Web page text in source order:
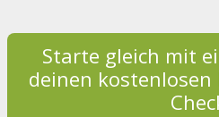
Starte gleich mit
deinen